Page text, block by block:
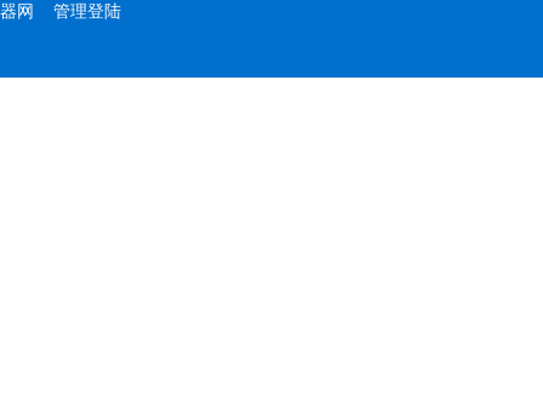
器网
管理登陆